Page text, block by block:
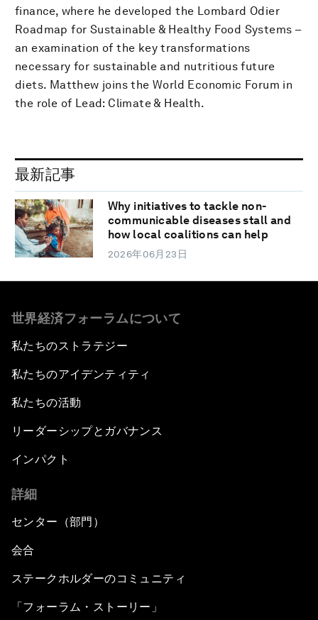
finance, where he developed the Lombard Odier
Roadmap for Sustainable & Healthy Food Systems –
an examination of the key transformations
necessary for sustainable and nutritious future
diets. Matthew joins the World Economic Forum in
the role of Lead: Climate & Health.
最新記事
Why initiatives to tackle non-
communicable diseases stall and
how local coalitions can help
2026年06月23日
世界経済フォーラムについて
私たちのストラテジー
私たちのアイデンティティ
私たちの活動
リーダーシップとガバナンス
インパクト
詳細
センター（部門）
会合
ステークホルダーのコミュニティ
「フォーラム・ストーリー」